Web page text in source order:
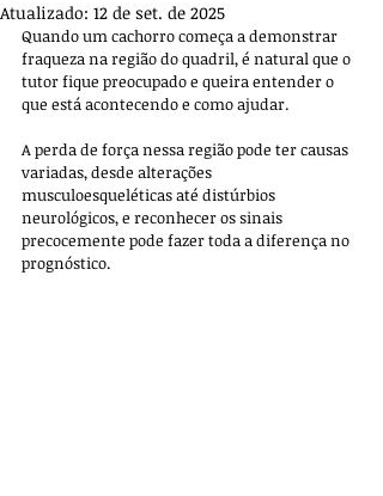
Atualizado: 12 de set. de 2025
Quando um cachorro começa a demonstrar
fraqueza na região do quadril, é natural que o
tutor fique preocupado e queira entender o
que está acontecendo e como ajudar.
A perda de força nessa região pode ter causas
variadas, desde alterações
musculoesqueléticas até distúrbios
neurológicos, e reconhecer os sinais
precocemente pode fazer toda a diferença no
prognóstico.